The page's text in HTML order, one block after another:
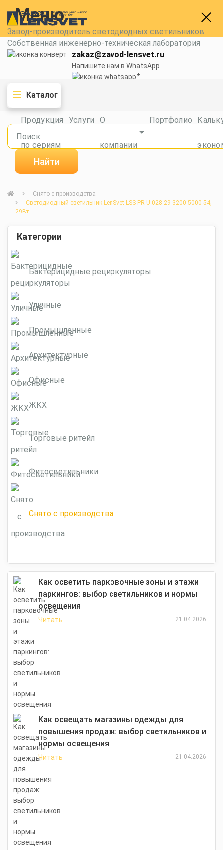
Меню
Завод-производитель светодиодных светильников
Собственная инженерно-техническая лаборатория
zakaz@zavod-lensvet.ru
Напишите нам в WhatsApp
Каталог
Продукция
по сериям
Услуги О
компании
Портфолио
Найти
Снято с производства
Светодиодный светильник LenSvet LSS-PR-U-028-29-3200-5000-54,
29Вт
Категории
Бактерицидные рециркуляторы
Уличные
Промышленные
Архитектурные
Офисные
ЖКХ
Торговые ритейл
Фитосветильники
Снято с производства
Как осветить парковочные зоны и этажи
паркингов: выбор светильников и нормы
освещения
Читать 21.04.2026
Как освещать магазины одежды для
повышения продаж: выбор светильников и
нормы освещения
Читать 21.04.2026